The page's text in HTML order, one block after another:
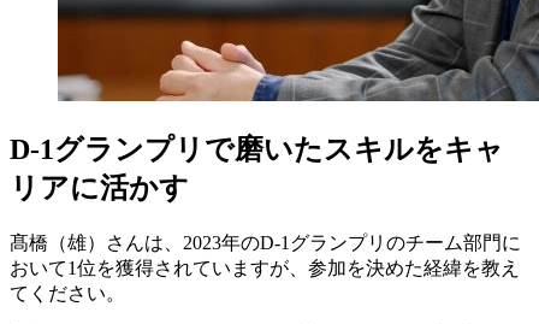
D-1グランプリで磨いたスキルをキャ
リアに活かす
髙橋（雄）さんは、2023年のD-1グランプリのチーム部門に
おいて1位を獲得されていますが、参加を決めた経緯を教え
てください。